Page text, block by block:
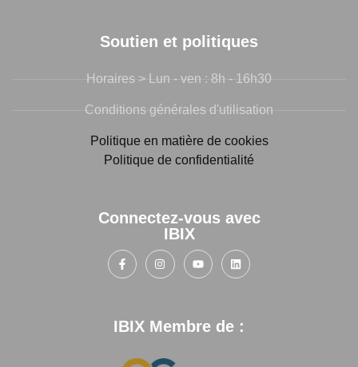
Soutien et politiques
Horaires > Lun - ven : 8h - 16h30
Conditions générales d'utilisation
Politique en matière de cookies
Politique de confidentialité
Connectez-vous avec
IBIX
IBIX Membre de :